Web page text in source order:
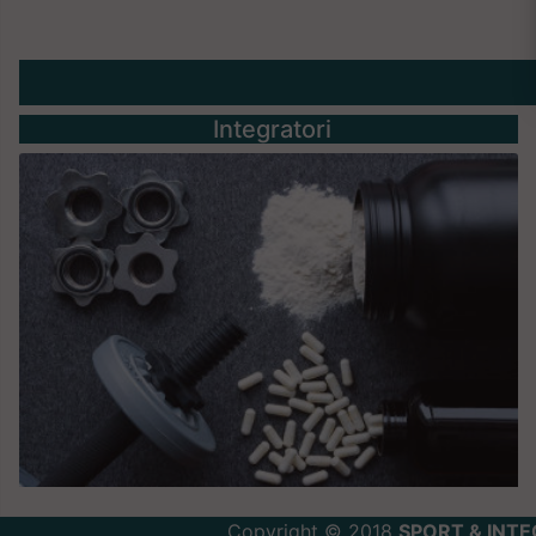
Integratori
Copyright © 2018 SPORT &